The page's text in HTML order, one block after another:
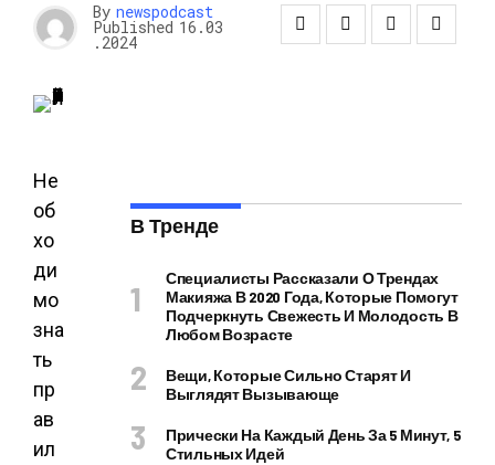
By newspodcast
Published 16.03
.2024
Не
об
хо
ди
мо
зна
ть
пр
ав
ил
В Тренде
Специалисты Рассказали О Трендах
Макияжа В 2020 Года, Которые Помогут
Подчеркнуть Свежесть И Молодость В
Любом Возрасте
Вещи, Которые Сильно Старят И
Выглядят Вызывающе
Прически На Каждый День За 5 Минут, 5
Стильных Идей